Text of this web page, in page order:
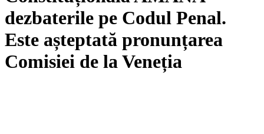
dezbaterile pe Codul Penal.
Este așteptată pronunțarea
Comisiei de la Veneția